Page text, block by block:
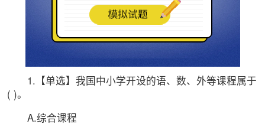
1.【单选】我国中小学开设的语、数、外等课程属于
( )。
A.综合课程